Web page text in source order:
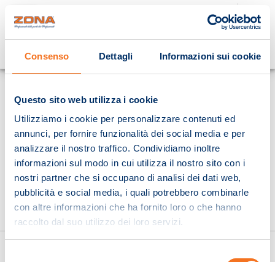
Consenso Dettagli Informazioni sui cookie
Questo sito web utilizza i cookie
Utilizziamo i cookie per personalizzare contenuti ed
annunci, per fornire funzionalità dei social media e per
analizzare il nostro traffico. Condividiamo inoltre
informazioni sul modo in cui utilizza il nostro sito con i
nostri partner che si occupano di analisi dei dati web,
pubblicità e social media, i quali potrebbero combinarle
con altre informazioni che ha fornito loro o che hanno
raccolto dal suo utilizzo dei loro servizi.
Cosa stai cercando?